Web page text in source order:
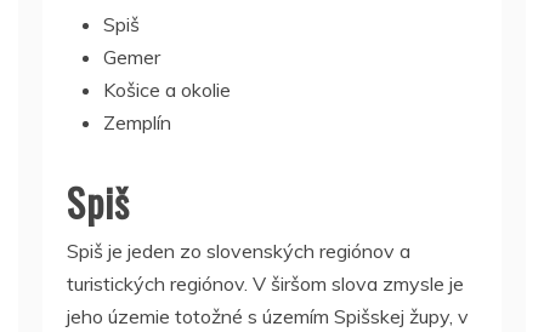
Spiš
Gemer
Košice a okolie
Zemplín
Spiš
Spiš je jeden zo slovenských regiónov a
turistických regiónov. V širšom slova zmysle je
jeho územie totožné s územím Spišskej župy, v